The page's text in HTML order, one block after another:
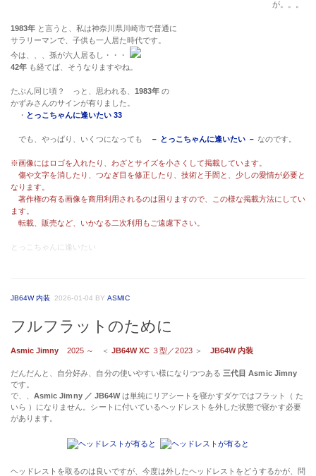
が。。。
1983年 と言うと、私は神奈川県川崎市で普通に
サラリーマンで、子供も一人居た時代です。
今は、、、孫が六人居るし・・・
42年 も経てば、そうなりますやね。
たぶん同じ頃？ っと、思われる、 1983年 の
かずみさんのサインが有りました。
・ とっこちゃんに逢いたい 33
でも、やっぱり、いくつになっても － とっこちゃんに逢いたい － なのです。
※画像にはロゴを入れたり、わざとサイズを小さくして掲載しています。
傷や文字を消したり、つなぎ目を修正したり、技術と手間と、少しの愛情が必要と
なります。
著作権の有る画像を商用利用されるのは困りますので、この様な掲載方法にしてい
ます。
転載、販売など、いかなる二次利用もご遠慮下さい。
とっこちゃんに逢いたい
JB64W 内装 2026-01-04 BY ASMIC
フルフラットのために
Asmic Jimny 2025 ～ ＜ JB64W XC ３型／2023＞ JB64W 内装
だんだんと、自分好み、自分の使いやすい様になりつつある 三代目 Asmic Jimny
です。
で、、Asmic Jimny ／ JB64Wは単純にリアシートを寝かすダケではフラット（ た
いら ）になりません。シートに付いているヘッドレストを外した状態で寝かす必要
があります。
ヘッドレストを取るのは良いですが、今度は外したヘッドレストをどうするかが、問